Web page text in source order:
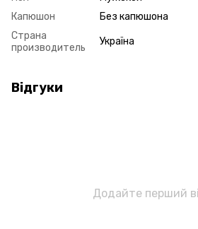
Капюшон
Без капюшона
Страна
производитель
Україна
Відгуки
Додайте перший